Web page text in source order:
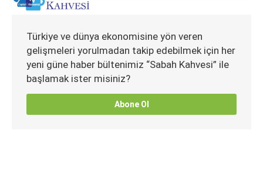
Türkiye ve dünya ekonomisine yön veren
gelişmeleri yorulmadan takip edebilmek için her
yeni güne haber bültenimiz “Sabah Kahvesi” ile
başlamak ister misiniz?
Abone Ol